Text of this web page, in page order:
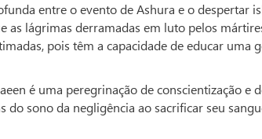
entre o evento de Ashura e o despertar
as lágrimas derramadas em luto pelos
pois têm a capacidade de educar uma
é uma peregrinação de conscientização e
do sono da negligência ao sacrificar seu